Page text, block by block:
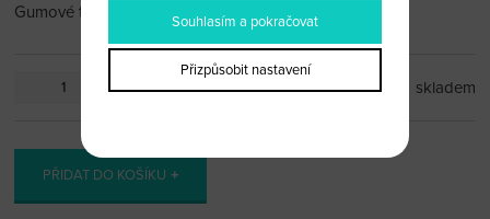
Gumové tlačítka Chevrolet
ks skladem
PŘIDAT DO KOŠÍKU
Souhlasím a pokračovat
Přizpůsobit nastavení